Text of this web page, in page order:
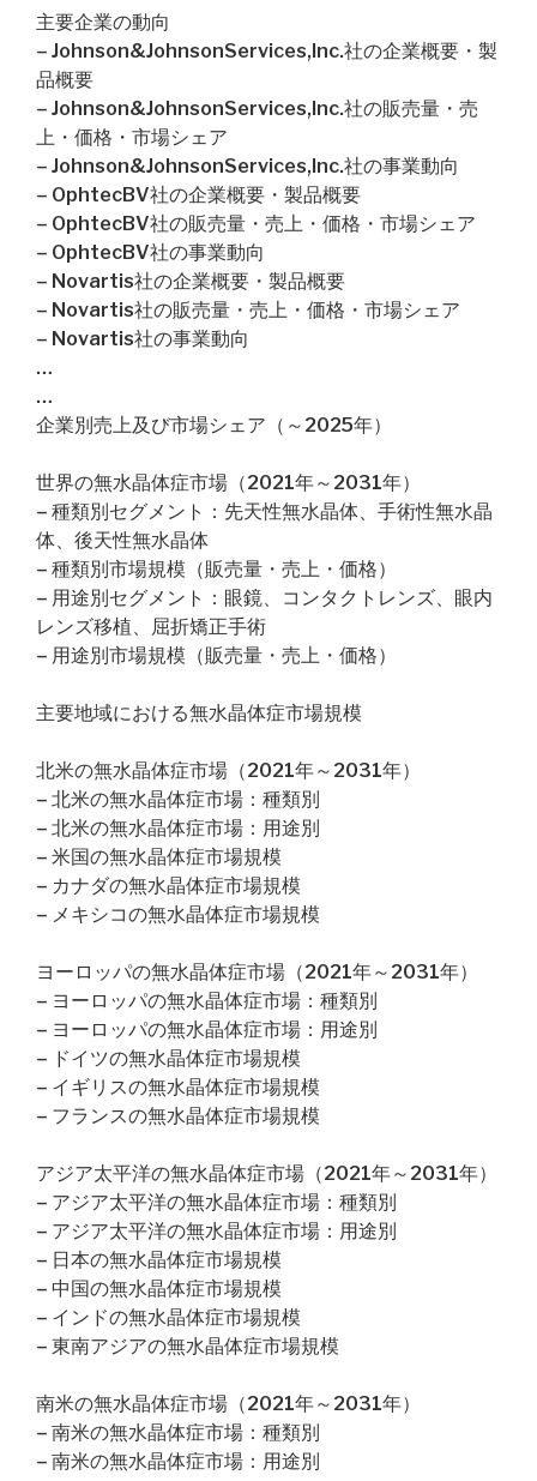
主要企業の動向
– Johnson&JohnsonServices,Inc.社の企業概要・製
品概要
– Johnson&JohnsonServices,Inc.社の販売量・売
上・価格・市場シェア
– Johnson&JohnsonServices,Inc.社の事業動向
– OphtecBV社の企業概要・製品概要
– OphtecBV社の販売量・売上・価格・市場シェア
– OphtecBV社の事業動向
– Novartis社の企業概要・製品概要
– Novartis社の販売量・売上・価格・市場シェア
– Novartis社の事業動向
…
…
企業別売上及び市場シェア（～2025年）
世界の無水晶体症市場（2021年～2031年）
– 種類別セグメント：先天性無水晶体、手術性無水晶
体、後天性無水晶体
– 種類別市場規模（販売量・売上・価格）
– 用途別セグメント：眼鏡、コンタクトレンズ、眼内
レンズ移植、屈折矯正手術
– 用途別市場規模（販売量・売上・価格）
主要地域における無水晶体症市場規模
北米の無水晶体症市場（2021年～2031年）
– 北米の無水晶体症市場：種類別
– 北米の無水晶体症市場：用途別
– 米国の無水晶体症市場規模
– カナダの無水晶体症市場規模
– メキシコの無水晶体症市場規模
ヨーロッパの無水晶体症市場（2021年～2031年）
– ヨーロッパの無水晶体症市場：種類別
– ヨーロッパの無水晶体症市場：用途別
– ドイツの無水晶体症市場規模
– イギリスの無水晶体症市場規模
– フランスの無水晶体症市場規模
アジア太平洋の無水晶体症市場（2021年～2031年）
– アジア太平洋の無水晶体症市場：種類別
– アジア太平洋の無水晶体症市場：用途別
– 日本の無水晶体症市場規模
– 中国の無水晶体症市場規模
– インドの無水晶体症市場規模
– 東南アジアの無水晶体症市場規模
南米の無水晶体症市場（2021年～2031年）
– 南米の無水晶体症市場：種類別
– 南米の無水晶体症市場：用途別